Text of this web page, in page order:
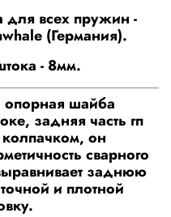
для всех пружин -
(Германия).
- 8мм.
шайба
задняя часть гп
он
сварного
заднюю
и плотной